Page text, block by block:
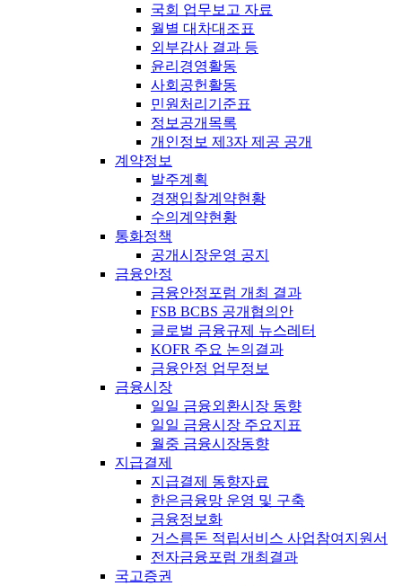
국회 업무보고 자료
월별 대차대조표
외부감사 결과 등
윤리경영활동
사회공헌활동
민원처리기준표
정보공개목록
개인정보 제3자 제공 공개
계약정보
발주계획
경쟁입찰계약현황
수의계약현황
통화정책
공개시장운영 공지
금융안정
금융안정포럼 개최 결과
FSB BCBS 공개협의안
글로벌 금융규제 뉴스레터
KOFR 주요 논의결과
금융안정 업무정보
금융시장
일일 금융외환시장 동향
일일 금융시장 주요지표
월중 금융시장동향
지급결제
지급결제 동향자료
한은금융망 운영 및 구축
금융정보화
거스름돈 적립서비스 사업참여지원서
전자금융포럼 개최결과
국고증권